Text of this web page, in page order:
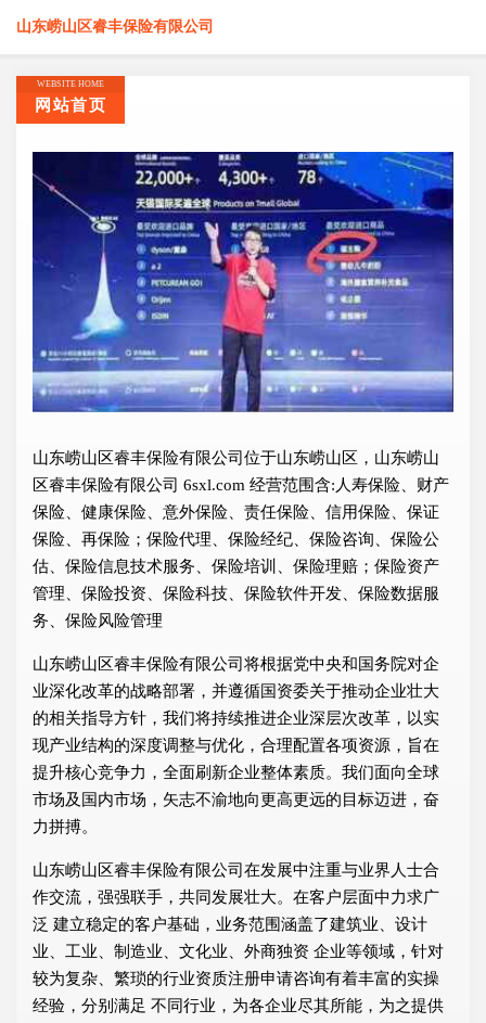
山东崂山区睿丰保险有限公司
WEBSITE HOME
网站首页
山东崂山区睿丰保险有限公司位于山东崂山区，山东崂山
区睿丰保险有限公司 6sxl.com 经营范围含:人寿保险、财产
保险、健康保险、意外保险、责任保险、信用保险、保证
保险、再保险；保险代理、保险经纪、保险咨询、保险公
估、保险信息技术服务、保险培训、保险理赔；保险资产
管理、保险投资、保险科技、保险软件开发、保险数据服
务、保险风险管理
山东崂山区睿丰保险有限公司将根据党中央和国务院对企
业深化改革的战略部署，并遵循国资委关于推动企业壮大
的相关指导方针，我们将持续推进企业深层次改革，以实
现产业结构的深度调整与优化，合理配置各项资源，旨在
提升核心竞争力，全面刷新企业整体素质。我们面向全球
市场及国内市场，矢志不渝地向更高更远的目标迈进，奋
力拼搏。
山东崂山区睿丰保险有限公司在发展中注重与业界人士合
作交流，强强联手，共同发展壮大。在客户层面中力求广
泛 建立稳定的客户基础，业务范围涵盖了建筑业、设计
业、工业、制造业、文化业、外商独资 企业等领域，针对
较为复杂、繁琐的行业资质注册申请咨询有着丰富的实操
经验，分别满足 不同行业，为各企业尽其所能，为之提供